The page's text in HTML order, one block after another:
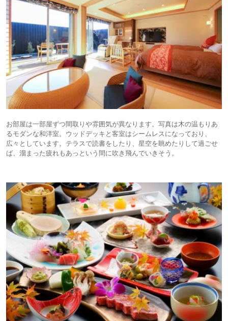
お部屋は一部屋ずつ間取りや雰囲気が異なります。写真は木の温もりあ
るモダンな和洋室。ウッドデッキと客室はシームレスになっており、
広々としています。テラスで読書をしたり、星空を眺めたりして過ごせ
ば、溜まった疲れもあっという間に吹き飛んでいきそう。